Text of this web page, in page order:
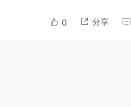
0 分享